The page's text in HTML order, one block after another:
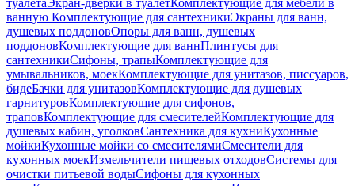
туалетаЭкран-дверки в туалетКомплектующие для мебели в
ванную Комплектующие для сантехникиЭкраны для ванн,
душевых поддоновОпоры для ванн, душевых
поддоновКомплектующие для ваннПлинтусы для
сантехникиСифоны, трапыКомплектующие для
умывальников, моекКомплектующие для унитазов, писсуаров,
бидеБачки для унитазовКомплектующие для душевых
гарнитуровКомплектующие для сифонов,
траповКомплектующие для смесителейКомплектующие для
душевых кабин, уголковСантехника для кухниКухонные
мойкиКухонные мойки со смесителямиСмесители для
кухонных моекИзмельчители пищевых отходовСистемы для
очистки питьевой водыСифоны для кухонных